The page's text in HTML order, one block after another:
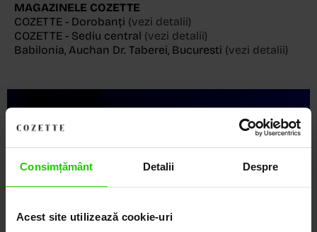
Consimțământ Detalii Despre
Acest site utilizează cookie-uri
MAGAZINELE COZETTE
COZETTE - Dorobanți (vezi detalii)
COZETTE - Sediu central (vezi detalii)
Babilonia, Auchan Dr. Taberei, Bucuresti (vezi detalii)
Descoperă Lumea COZETTE,
LOCUL UNDE STILUL
DEVINE ARTĂ!
elegante și rafinate, create cu măiestrie și pasiune.